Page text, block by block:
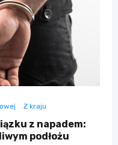
Z kraju
z napadem:
podłożu